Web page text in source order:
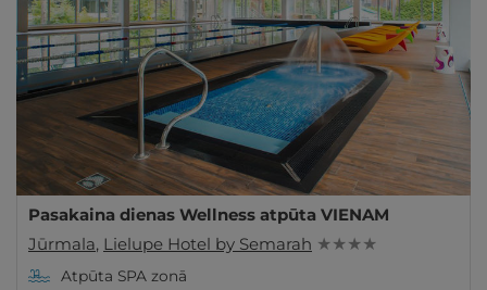
Pasakaina dienas Wellness atpūta VIENAM
Jūrmala, Lielupe Hotel by Semarah ★ ★ ★ ★
Atpūta SPA zonā